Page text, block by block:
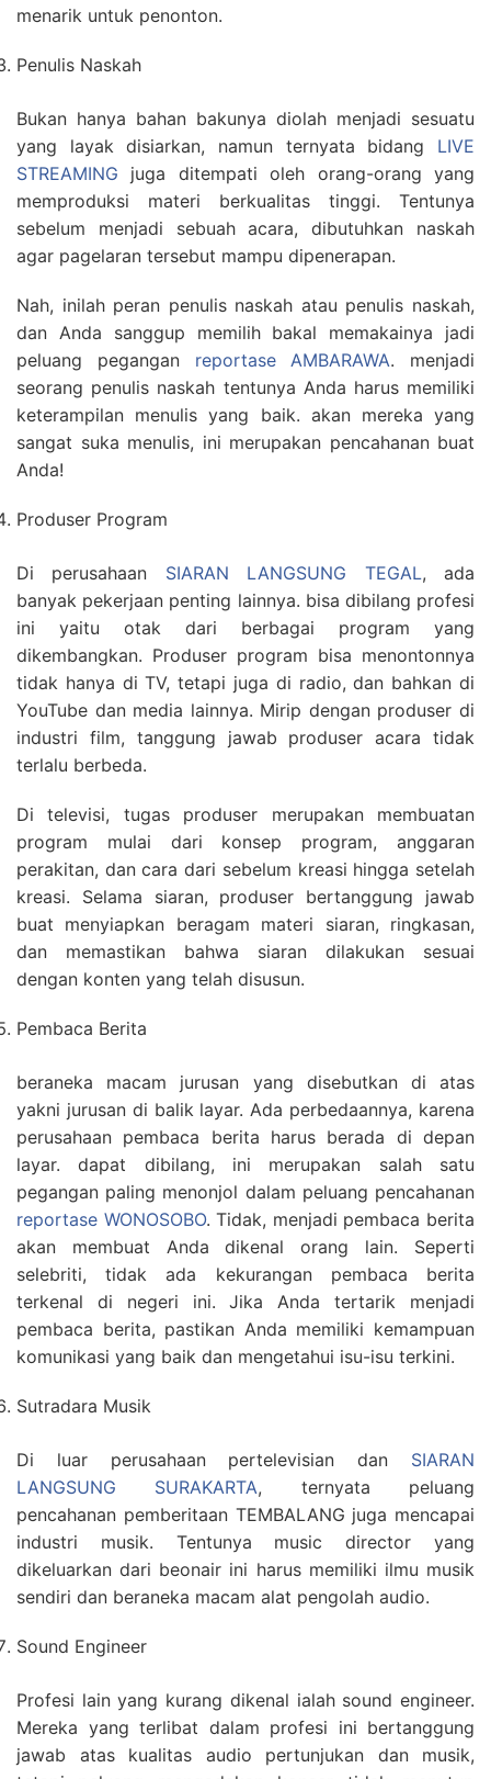
menarik untuk penonton.
Penulis Naskah
Bukan hanya bahan bakunya diolah menjadi sesuatu
yang layak disiarkan, namun ternyata bidang LIVE
STREAMING juga ditempati oleh orang-orang yang
memproduksi materi berkualitas tinggi. Tentunya
sebelum menjadi sebuah acara, dibutuhkan naskah
agar pagelaran tersebut mampu dipenerapan.
Nah, inilah peran penulis naskah atau penulis naskah,
dan Anda sanggup memilih bakal memakainya jadi
peluang pegangan reportase AMBARAWA. menjadi
seorang penulis naskah tentunya Anda harus memiliki
keterampilan menulis yang baik. akan mereka yang
sangat suka menulis, ini merupakan pencahanan buat
Anda!
Produser Program
Di perusahaan SIARAN LANGSUNG TEGAL, ada
banyak pekerjaan penting lainnya. bisa dibilang profesi
ini yaitu otak dari berbagai program yang
dikembangkan. Produser program bisa menontonnya
tidak hanya di TV, tetapi juga di radio, dan bahkan di
YouTube dan media lainnya. Mirip dengan produser di
industri film, tanggung jawab produser acara tidak
terlalu berbeda.
Di televisi, tugas produser merupakan membuatan
program mulai dari konsep program, anggaran
perakitan, dan cara dari sebelum kreasi hingga setelah
kreasi. Selama siaran, produser bertanggung jawab
buat menyiapkan beragam materi siaran, ringkasan,
dan memastikan bahwa siaran dilakukan sesuai
dengan konten yang telah disusun.
Pembaca Berita
beraneka macam jurusan yang disebutkan di atas
yakni jurusan di balik layar. Ada perbedaannya, karena
perusahaan pembaca berita harus berada di depan
layar. dapat dibilang, ini merupakan salah satu
pegangan paling menonjol dalam peluang pencahanan
reportase WONOSOBO. Tidak, menjadi pembaca berita
akan membuat Anda dikenal orang lain. Seperti
selebriti, tidak ada kekurangan pembaca berita
terkenal di negeri ini. Jika Anda tertarik menjadi
pembaca berita, pastikan Anda memiliki kemampuan
komunikasi yang baik dan mengetahui isu-isu terkini.
Sutradara Musik
Di luar perusahaan pertelevisian dan SIARAN
LANGSUNG SURAKARTA, ternyata peluang
pencahanan pemberitaan TEMBALANG juga mencapai
industri musik. Tentunya music director yang
dikeluarkan dari beonair ini harus memiliki ilmu musik
sendiri dan beraneka macam alat pengolah audio.
Sound Engineer
Profesi lain yang kurang dikenal ialah sound engineer.
Mereka yang terlibat dalam profesi ini bertanggung
jawab atas kualitas audio pertunjukan dan musik,